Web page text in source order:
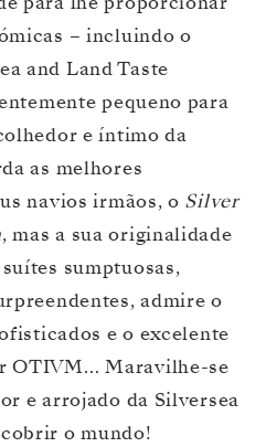
– incluindo o
and Land Taste
pequeno para
e íntimo da
as melhores
navios irmãos, o Silver
, mas a sua originalidade
sumptuosas,
admire o
e o excelente
OTIVM… Maravilhe-se
e arrojado da Silversea
o mundo!